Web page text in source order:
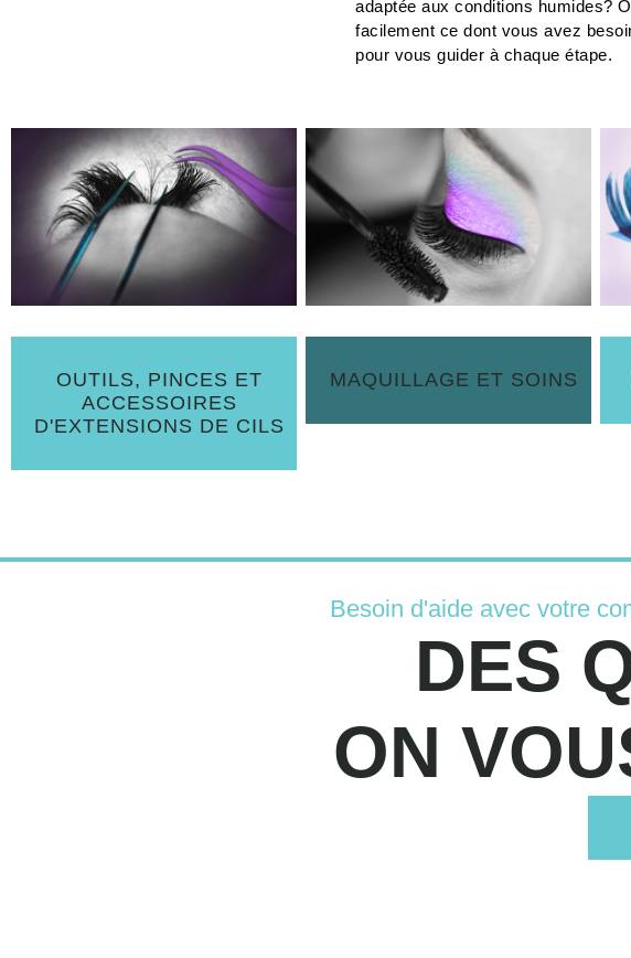
adaptée aux conditions humides?
facilement ce dont vous avez
pour vous guider à chaque étape.
OUTILS, PINCES ET
ACCESSOIRES
D'EXTENSIONS DE CILS
MAQUILLAGE ET SOINS
Besoin d'aide avec votre
DES
ON